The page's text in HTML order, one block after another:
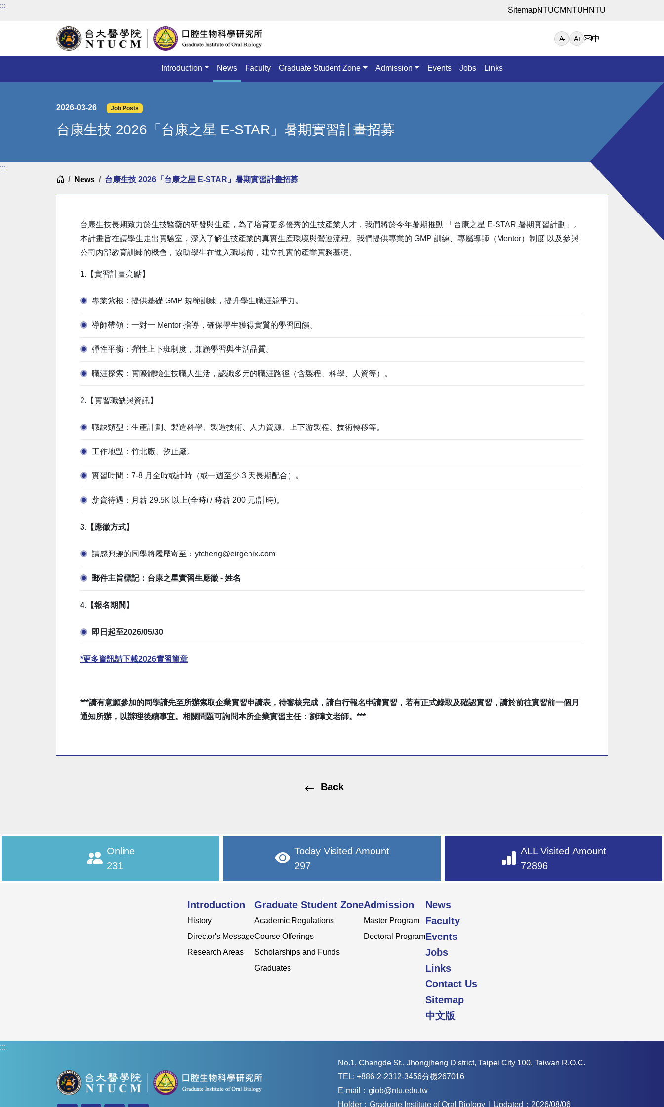
:::
SitemapNTUCM NTUH NTU
A- A+ 中
Introduction News Faculty Graduate Student Zone Admission Events Jobs Links
2026-03-26 Job Posts
台康生技 2026「台康之星 E-STAR」暑期實習計畫招募
:::
Home
News 台康生技 2026「台康之星 E-STAR」暑期實習計畫招募
台康生技長期致力於生技醫藥的研發與生產，為了培育更多優秀的生技產業人才，我們將於今年暑期推動 「台康之星 E-STAR 暑期實習計劃」。
本計畫旨在讓學生走出實驗室，深入了解生技產業的真實生產環境與營運流程。我們提供專業的 GMP 訓練、專屬導師（Mentor）制度 以及參與
公司內部教育訓練的機會，協助學生在進入職場前，建立扎實的產業實務基礎。
1.【實習計畫亮點】
專業紮根：提供基礎 GMP 規範訓練，提升學生職涯競爭力。
導師帶領：一對一 Mentor 指導，確保學生獲得實質的學習回饋。
彈性平衡：彈性上下班制度，兼顧學習與生活品質。
職涯探索：實際體驗生技職人生活，認識多元的職涯路徑（含製程、科學、人資等）。
2.【實習職缺與資訊】
職缺類型：生產計劃、製造科學、製造技術、人力資源、上下游製程、技術轉移等。
工作地點：竹北廠、汐止廠。
實習時間：7-8 月全時或計時（或一週至少 3 天長期配合）。
薪資待遇：月薪 29.5K 以上(全時) / 時薪 200 元(計時)。
3.【應徵方式】
請感興趣的同學將履歷寄至：ytcheng@eirgenix.com
郵件主旨標記：台康之星實習生應徵 - 姓名
4.【報名期間】
即日起至2026/05/30
*更多資訊請下載2026實習簡章
***請有意願參加的同學請先至所辦索取企業實習申請表，待審核完成，請自行報名申請實習，若有正式錄取及確認實習，請於前往實習前一個月
通知所辦，以辦理後續事宜。相關問題可詢問本所企業實習主任：劉瑋文老師。***
Back
Online
231
Today Visited Amount
297
ALL Visited Amount
72896
Introduction
History
Director's Message
Research Areas
Graduate Student Zone
Academic Regulations
Course Offerings
Scholarships and Funds
Graduates
Admission
Master Program
Doctoral Program
News
Faculty
Events
Jobs
Links
Contact Us
Sitemap
中文版
:::
No.1, Changde St., Jhongjheng District, Taipei City 100, Taiwan R.O.C.
TEL: +886-2-2312-3456分機267016
E-mail：giob@ntu.edu.tw
Holder：Graduate Institute of Oral Biology｜Updated：2026/08/06